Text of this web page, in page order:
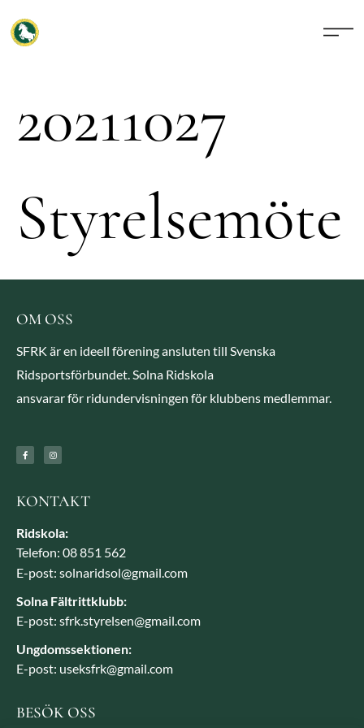
20211027
Styrelsemöte
OM OSS
SFRK är en ideell förening ansluten till Svenska
Ridsportsförbundet. Solna Ridskola
ansvarar för ridundervisningen för klubbens medlemmar.
KONTAKT
Ridskola:
Telefon: 08 851 562
E-post: solnaridsol@gmail.com
Solna Fältrittklubb:
E-post: sfrk.styrelsen@gmail.com
Ungdomssektionen:
E-post: useksfrk@gmail.com
BESÖK OSS